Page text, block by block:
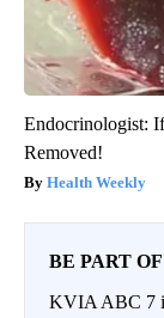
Endocrinologist:
Removed!
Health Weekly
BE PART
KVIA ABC 7